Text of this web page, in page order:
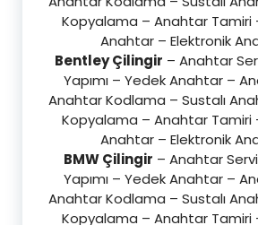
Kopyalama – Anahtar
Anahtar – Elektronik
Bentley Çilingir – Anahtar
Yapımı – Yedek Anahtar –
Anahtar Kodlama – Sustalı
Kopyalama – Anahtar
Anahtar – Elektronik
BMW Çilingir – Anahtar
Yapımı – Yedek Anahtar –
Anahtar Kodlama – Sustalı
Kopyalama – Anahtar